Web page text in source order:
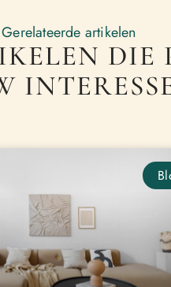
Gerelateerde artikelen
DIE